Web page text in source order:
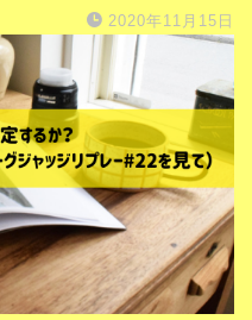
2020年11月15日